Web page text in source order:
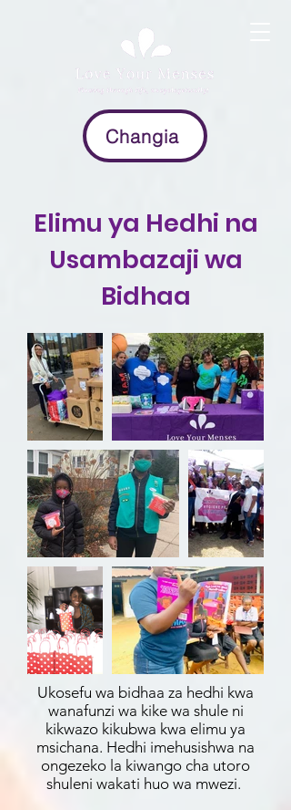
Changia
Elimu ya Hedhi na
Usambazaji wa
Bidhaa
Ukosefu wa bidhaa za hedhi kwa
wanafunzi wa kike wa shule ni
kikwazo kikubwa kwa elimu ya
msichana. Hedhi imehusishwa na
ongezeko la kiwango cha utoro
shuleni wakati huo wa mwezi.